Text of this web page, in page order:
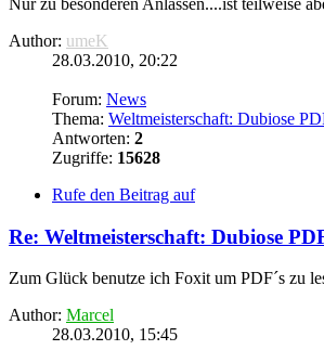
Nur zu besonderen Anlässen....ist teilweise
Author: umeK
28.03.2010, 20:22
Forum: News
Thema: Weltmeisterschaft: Dubiose
Antworten: 2
Zugriffe: 15628
Rufe den Beitrag auf
Re: Weltmeisterschaft: Dubiose
Zum Glück benutze ich Foxit um PDF´s zu
Author: Marcel
28.03.2010, 15:45